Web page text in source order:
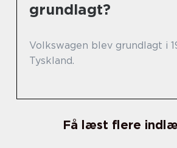
grundlagt?
Volkswagen blev grundlagt i
Tyskland.
Få læst flere